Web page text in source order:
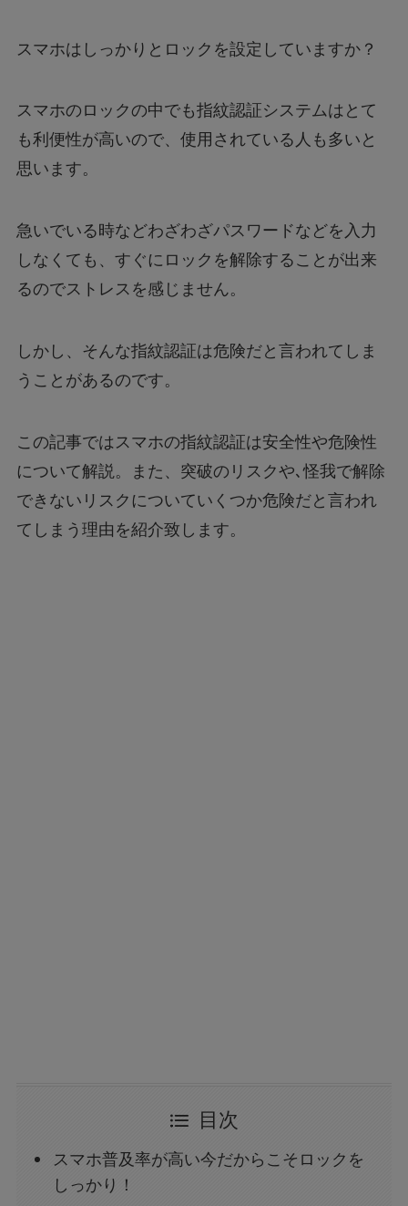
スマホはしっかりとロックを設定していますか？
スマホのロックの中でも指紋認証システムはとて
も利便性が高いので、使用されている人も多いと
思います。
急いでいる時などわざわざパスワードなどを入力
しなくても、すぐにロックを解除することが出来
るのでストレスを感じません。
しかし、そんな指紋認証は危険だと言われてしま
うことがあるのです。
この記事ではスマホの指紋認証は安全性や危険性
について解説。また、突破のリスクや､怪我で解除
できないリスクについていくつか危険だと言われ
てしまう理由を紹介致します。
目次
スマホ普及率が高い今だからこそロックを
しっかり！